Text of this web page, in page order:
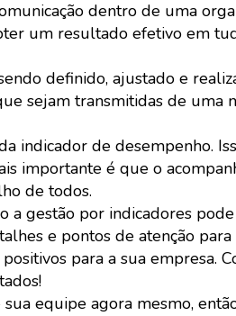
dentro de uma
um resultado efetivo em
definido, ajustado e
sejam transmitidas de uma
indicador de desempenho.
importante é que o
de todos.
a gestão por indicadores
e pontos de atenção
para a sua empresa.
equipe agora mesmo,